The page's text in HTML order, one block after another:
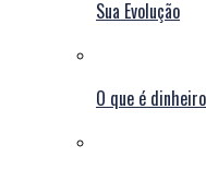
Sua Evolução
O que é